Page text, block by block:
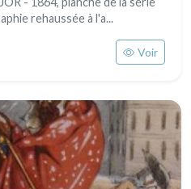
rehaussée à l'a...
Voir